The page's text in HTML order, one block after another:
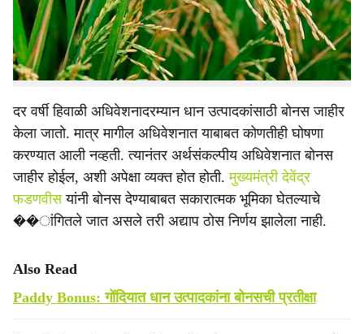
eउपस्थित केला जात आहे. जिल्ह्यातील सुमारे १ लाख ३२ हजार
शेतकरी बोनसच्या प्रतीक्षेत असून, वाढत्या उत्पादन खर्चामुळे
शेतकऱ्यांची आर्थिक कोंडी झाली आहे.
दर वर्षी हिवाळी अधिवेशनादरम्यान धान उत्पादकांसाठी बोनस जाहीर
केला जातो. मात्र मागील अधिवेशनात याबाबत कोणतीही घोषणा
करण्यात आली नव्हती. त्यानंतर अर्थसंकल्पीय अधिवेशनात बोनस
जाहीर होईल, अशी अपेक्षा व्यक्त होत होती. मुख्यमंत्री देवेंद्र
फडणवीसयांनी बोनस देण्याबाबत सकारात्मक भूमिका घेतल्याचे
��ांगितले जात असले तरी अद्याप ठोस निर्णय झालेला नाही.
Also Read
Paddy Bonus: गोंदियात धान उत्पादकांना बोनसची प्रतीक्षा